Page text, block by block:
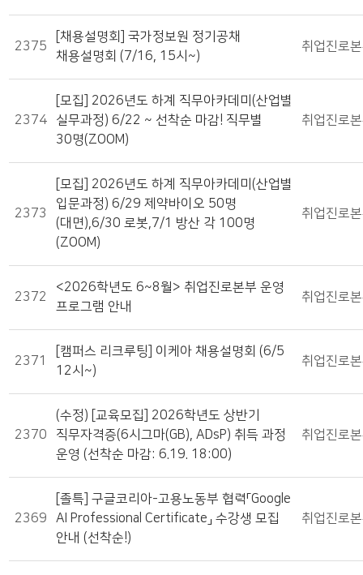
2375
[채용설명회] 국가정보원 정기공채
채용설명회 (7/16, 15시~)
취업진로
2374
[모집] 2026년도 하계 직무아카데미(산업별
실무과정) 6/22 ~ 선착순 마감! 직무별
30명(ZOOM)
취업진로
2373
[모집] 2026년도 하계 직무아카데미(산업별
입문과정) 6/29 제약바이오 50명
(대면),6/30 로봇,7/1 방산 각 100명
(ZOOM)
취업진로
2372
<2026학년도 6~8월> 취업진로본부 운영
프로그램 안내
취업진로
2371
[캠퍼스 리크루팅] 이케아 채용설명회 (6/5
12시~)
취업진로
2370
(수정) [교육모집] 2026학년도 상반기
직무자격증(6시그마(GB), ADsP) 취득 과정
운영 (선착순 마감: 6.19. 18:00)
취업진로
2369
[졸특] 구글코리아-고용노동부 협력「Google
AI Professional Certificate」 수강생 모집
안내 (선착순!)
취업진로